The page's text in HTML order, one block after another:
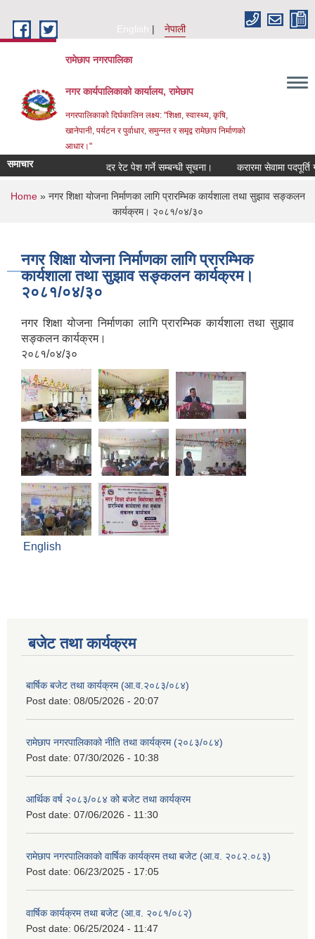
English
नेपाली
रामेछाप नगरपालिका
नगर कार्यपालिकाको कार्यालय, रामेछाप
नगरपालिकाको दिर्घकालिन लक्ष्य: "शिक्षा, स्वास्थ्य, कृषि,
खानेपानी, पर्यटन र पुर्वाधार, समुन्नत र समृद्व रामेछाप निर्माणको
आधार।"
समाचार दर रेट पेश गर्ने सम्बन्धी सूचना। करारमा सेवामा पदपूर्ति गर्ने
You are here
Home» नगर शिक्षा योजना निर्माणका लागि प्रारम्भिक कार्यशाला तथा सुझाव सङ्कलन
कार्यक्रम। २०८१/०४/३०
नगर शिक्षा योजना निर्माणका लागि प्रारम्भिक
कार्यशाला तथा सुझाव सङ्कलन कार्यक्रम।
२०८१/०४/३०
नगर शिक्षा योजना निर्माणका लागि प्रारम्भिक कार्यशाला तथा सुझाव
सङ्कलन कार्यक्रम।
२०८१/०४/३०
English
बजेट तथा कार्यक्रम
बार्षिक बजेट तथा कार्यक्रम (आ.व.२०८३/०८४)
Post date: 08/05/2026 - 20:07
रामेछाप नगरपालिकाको नीति तथा कार्यक्रम (२०८३/०८४)
Post date: 07/30/2026 - 10:38
आर्थिक वर्ष २०८३/०८४ को बजेट तथा कार्यक्रम
Post date: 07/06/2026 - 11:30
रामेछाप नगरपालिकाको वार्षिक कार्यक्रम तथा बजेट (आ.व. २०८२.०८३)
Post date: 06/23/2025 - 17:05
वार्षिक कार्यक्रम तथा बजेट (आ.व. २०८१/०८२)
Post date: 06/25/2024 - 11:47